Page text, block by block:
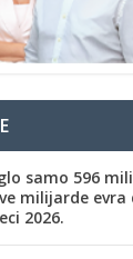
samo 596
milijarde evra
2026.